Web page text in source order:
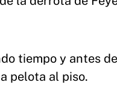
tiempo y antes
pelota al piso.